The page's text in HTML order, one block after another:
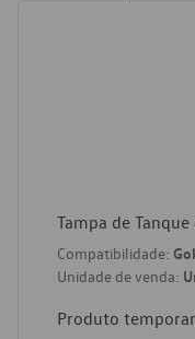
Tampa de
Compatibilidade:
Unidade de venda:
Produto